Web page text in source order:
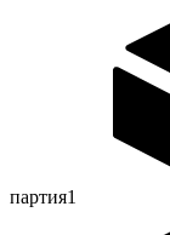
партия1